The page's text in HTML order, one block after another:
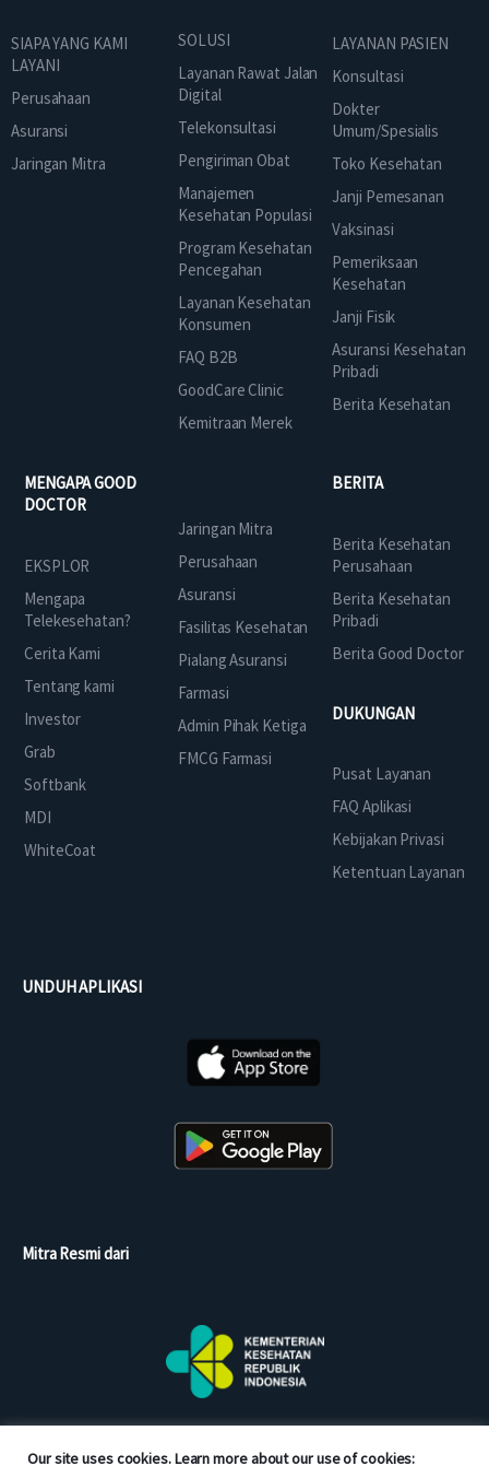
Our site uses cookies. Learn more about our use of cookies:
SIAPA YANG KAMI
LAYANI
Perusahaan
Asuransi
Jaringan Mitra
SOLUSI
Layanan Rawat Jalan
Digital
Telekonsultasi
Pengiriman Obat
Manajemen
Kesehatan Populasi
Program Kesehatan
Pencegahan
Layanan Kesehatan
Konsumen
FAQ B2B
GoodCare Clinic
Kemitraan Merek
LAYANAN PASIEN
Konsultasi
Dokter
Umum/Spesialis
Toko Kesehatan
Janji Pemesanan
Vaksinasi
Pemeriksaan
Kesehatan
Janji Fisik
Asuransi Kesehatan
Pribadi
Berita Kesehatan
MENGAPA GOOD
DOCTOR
EKSPLOR
Mengapa
Telekesehatan?
Cerita Kami
Tentang kami
Investor
Grab
Softbank
MDI
WhiteCoat
Jaringan Mitra
Perusahaan
Asuransi
Fasilitas Kesehatan
Pialang Asuransi
Farmasi
Admin Pihak Ketiga
FMCG Farmasi
BERITA
Berita Kesehatan
Perusahaan
Berita Kesehatan
Pribadi
Berita Good Doctor
DUKUNGAN
Pusat Layanan
FAQ Aplikasi
Kebijakan Privasi
Ketentuan Layanan
UNDUH APLIKASI
Mitra Resmi dari